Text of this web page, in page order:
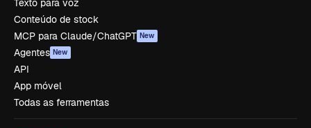
Texto para voz
Conteúdo de stock
MCP para Claude/ChatGPT New
Agentes New
API
App móvel
Todas as ferramentas